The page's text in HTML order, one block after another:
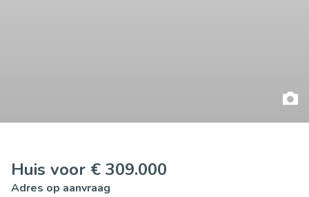
Huis voor € 309.000
Adres op aanvraag